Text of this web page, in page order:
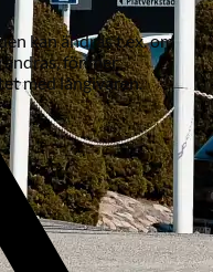
kan ändras t.ex. om
för mer
med långivaren.